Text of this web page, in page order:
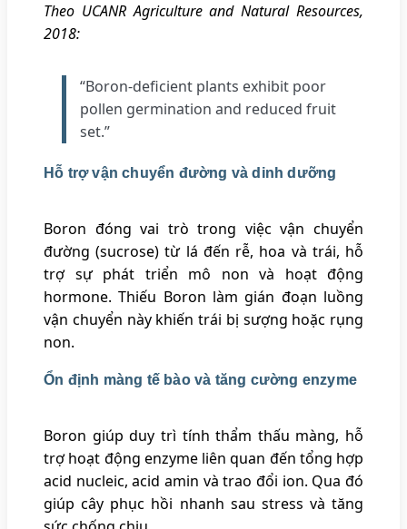
Theo UCANR Agriculture and Natural Resources,
2018:
“Boron-deficient plants exhibit poor
pollen germination and reduced fruit
set.”
Hỗ trợ vận chuyển đường và dinh dưỡng
Boron đóng vai trò trong việc vận chuyển
đường (sucrose) từ lá đến rễ, hoa và trái, hỗ
trợ sự phát triển mô non và hoạt động
hormone. Thiếu Boron làm gián đoạn luồng
vận chuyển này khiến trái bị sượng hoặc rụng
non.
Ổn định màng tế bào và tăng cường enzyme
Boron giúp duy trì tính thẩm thấu màng, hỗ
trợ hoạt động enzyme liên quan đến tổng hợp
acid nucleic, acid amin và trao đổi ion. Qua đó
giúp cây phục hồi nhanh sau stress và tăng